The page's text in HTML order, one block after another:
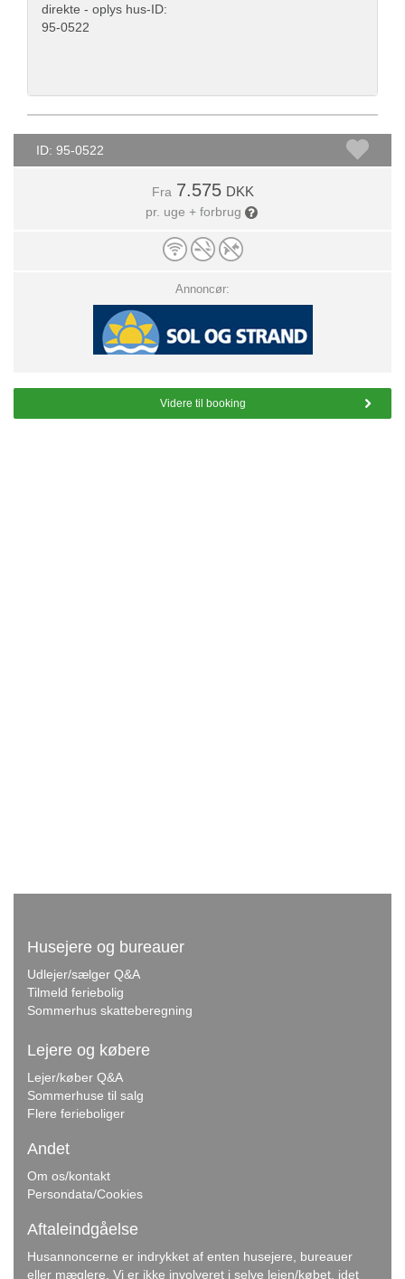
direkte - oplys hus-ID:
95-0522
ID: 95-0522
Fra 7.575 DKK
pr. uge + forbrug
Annoncør:
Videre til booking
Husejere og bureauer
Udlejer/sælger Q&A
Tilmeld feriebolig
Sommerhus skatteberegning
Lejere og købere
Lejer/køber Q&A
Sommerhuse til salg
Flere ferieboliger
Andet
Om os/kontakt
Persondata/Cookies
Aftaleindgåelse
Husannoncerne er indrykket af enten husejere, bureauer
eller mæglere. Vi er ikke involveret i selve lejen/købet, idet